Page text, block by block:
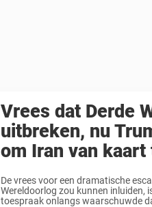
Vrees dat Derde
uitbreken, nu
om Iran van kaart
De vrees voor een dramatische
Wereldoorlog zou kunnen inluiden,
toespraak onlangs waarschuwde